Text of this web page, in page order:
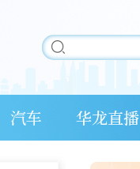
汽车 华龙直播